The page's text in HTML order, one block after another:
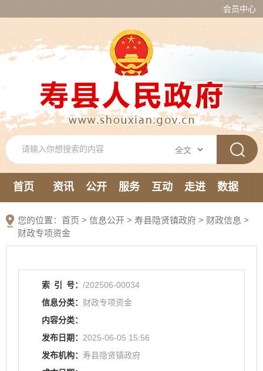
会员中心
首页 资讯 公开 服务 互动 走进
数据
您的位置： 首页 > 信息公开 > 寿县隐贤镇政府 > 财政信息 >
财政专项资金
索 引 号： /202506-00034
信息分类： 财政专项资金
内容分类：
发布日期： 2025-06-05 15:56
发布机构： 寿县隐贤镇政府